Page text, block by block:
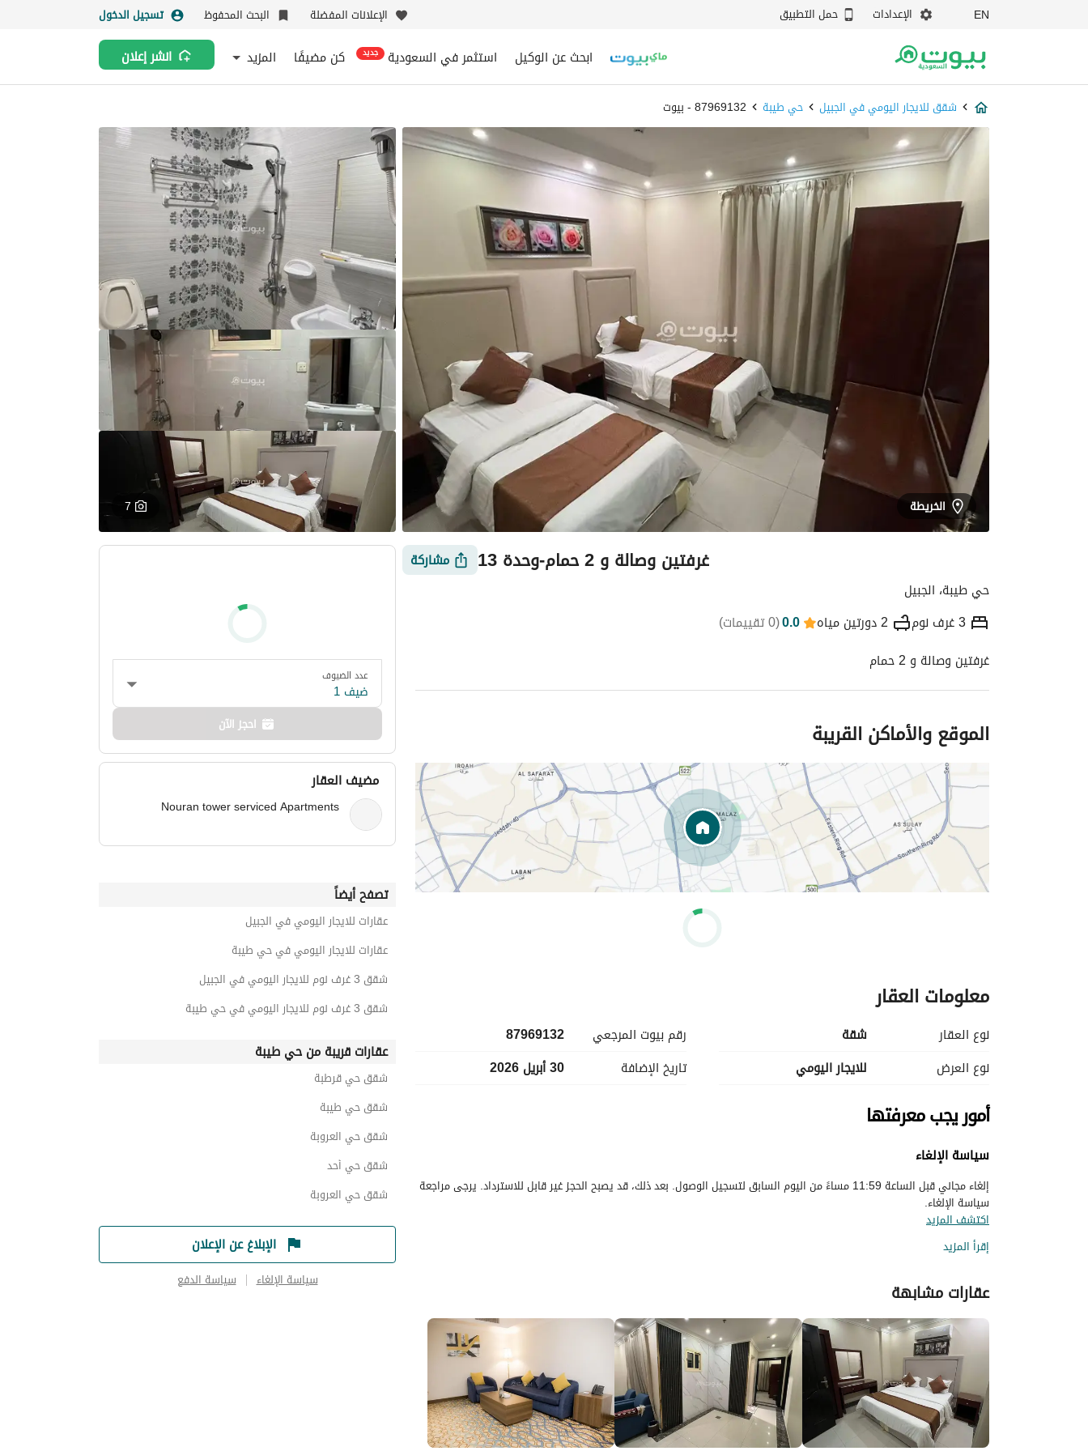
EN الإعدادات حمل التطبيق الإعلانات المفضلة البحث المحفوظ تسجيل الدخول
ابحث عن الوكيل استثمر في السعودية جديد كن مضيفًا المزيد انشر إعلان
شقق للايجار اليومي في الجبيل حي طيبة 87969132 - بيوت
الخريطة 7
غرفتين وصالة و 2 حمام-وحدة 13
مشاركة
حي طيبة، الجبيل
3 غرف نوم 2 دورتين مياه 0.0
(0 تقييمات )
أمور يجب معرفتها
غرفتين وصالة و 2 حمام
الموقع والأماكن القريبة
معلومات العقار
نوع العقار
شقة
نوع العرض
للايجار اليومي
رقم بيوت المرجعي
87969132
تاريخ الإضافة
30 أبريل 2026
أمور يجب معرفتها
سياسة الإلغاء
إلغاء مجاني قبل الساعة 11:59 مساءً من اليوم السابق لتسجيل الوصول. بعد ذلك، قد يصبح الحجز غير قابل للاسترداد. يرجى مراجعة
سياسة الإلغاء.
اكتشف المزيد
إقرأ المزيد
عقارات مشابهة
عدد الضيوف
ضيف 1
احجز الآن
مضيف العقار
Nouran tower serviced Apartments
تصفح أيضاً
عقارات للايجار اليومي في الجبيل
عقارات للايجار اليومي في حي طيبة
شقق 3 غرف نوم للايجار اليومي في الجبيل
شقق 3 غرف نوم للايجار اليومي في حي طيبة
عقارات قريبة من حي طيبة
شقق حي قرطبة
شقق حي طيبة
شقق حي العروبة
شقق حي أحد
شقق حي العروبة
الإبلاغ عن الإعلان
سياسة الإلغاء سياسة الدفع